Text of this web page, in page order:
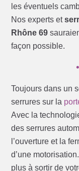
les éventuels
Nos experts et
Rhône 69
façon possible.
Toujours dans un
serrures sur la
Avec la
des serrures
l’ouverture et la
d’une
plus à sortir de